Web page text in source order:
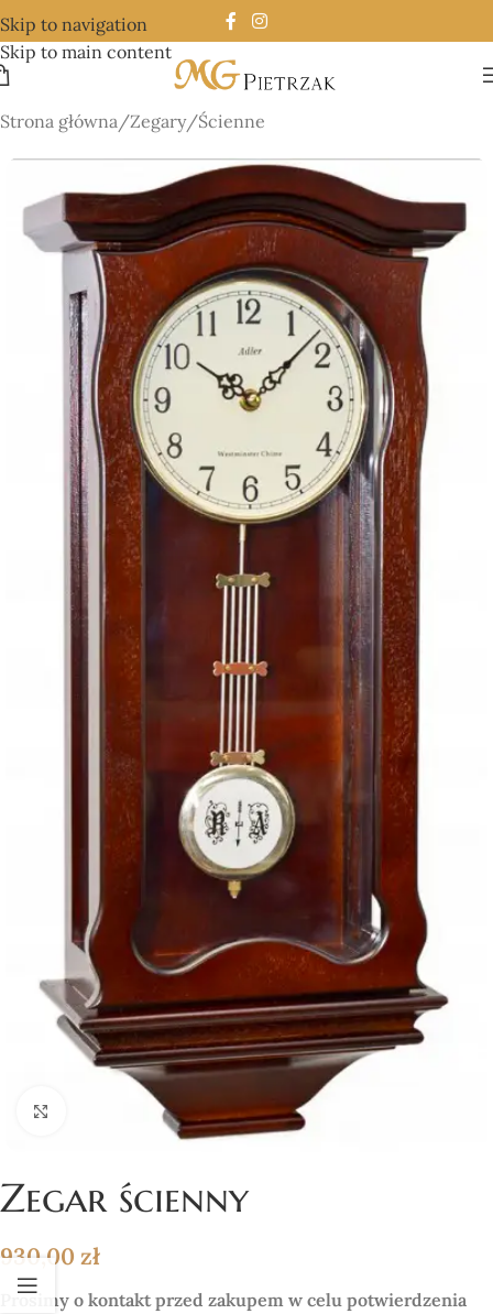
Skip to navigation
Skip to main content
Strona główna/Zegary/Ścienne
Click to enlarge
Zegar ścienny
930,00 zł
Prosimy o kontakt przed zakupem w celu potwierdzenia